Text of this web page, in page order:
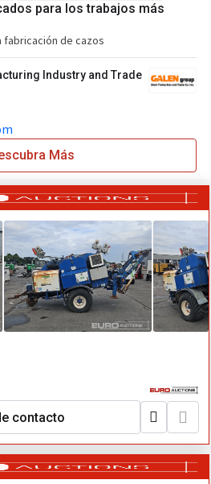
para los trabajos más
fabricación de cazos
Industry and Trade
Más
contacto